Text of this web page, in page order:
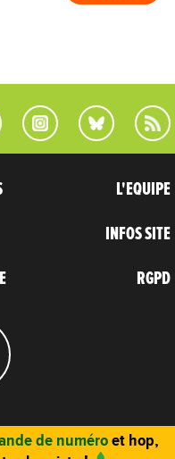
L'EQUIPE
INFOS SITE
RGPD
D’AVENTURES
de numéroet hop,